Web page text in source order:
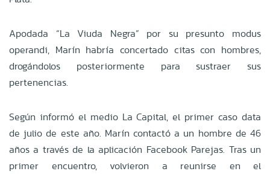
Apodada “La Viuda Negra” por su presunto modus
operandi, Marín habría concertado citas con hombres,
drogándolos posteriormente para sustraer sus
pertenencias.
Según informó el medio La Capital, el primer caso data
de julio de este año. Marín contactó a un hombre de 46
años a través de la aplicación Facebook Parejas. Tras un
primer encuentro, volvieron a reunirse en el